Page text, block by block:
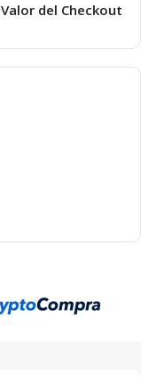
Valor del Checkout